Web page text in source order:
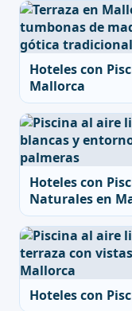
Hoteles con
Mallorca
Hoteles con
Naturales en
Hoteles con